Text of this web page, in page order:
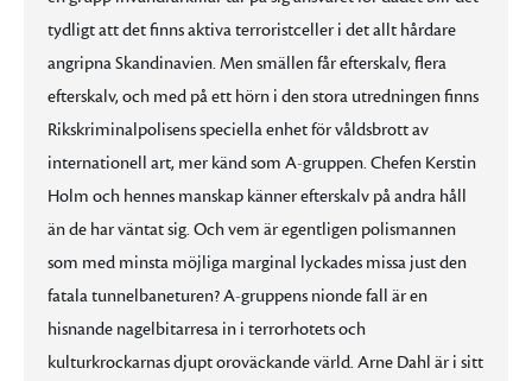
tydligt att det finns aktiva terroristceller i det allt hårdare
angripna Skandinavien. Men smällen får efterskalv, flera
efterskalv, och med på ett hörn i den stora utredningen finns
Rikskriminalpolisens speciella enhet för våldsbrott av
internationell art, mer känd som A-gruppen. Chefen Kerstin
Holm och hennes manskap känner efterskalv på andra håll
än de har väntat sig. Och vem är egentligen polismannen
som med minsta möjliga marginal lyckades missa just den
fatala tunnelbaneturen? A-gruppens nionde fall är en
hisnande nagelbitarresa in i terrorhotets och
kulturkrockarnas djupt oroväckande värld. Arne Dahl är i sitt